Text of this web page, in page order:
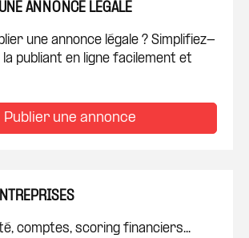
ANNONCE LÉGALE
une annonce légale ? Simplifiez-
la publiant en ligne facilement et
Publier une annonce
comptes, scoring financiers...